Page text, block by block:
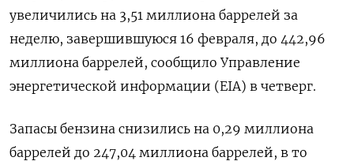
увеличились на 3,51 миллиона баррелей за
неделю, завершившуюся 16 февраля, до 442,96
миллиона баррелей, сообщило Управление
энергетической информации (EIA) в четверг.
Запасы бензина снизились на 0,29 миллиона
баррелей до 247,04 миллиона баррелей, в то